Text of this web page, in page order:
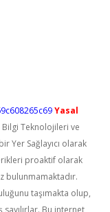
Yasal
Bilgi Teknolojileri ve
Yer Sağlayıcı olarak
proaktif olarak
bulunmamaktadır.
taşımakta olup,
Bu internet